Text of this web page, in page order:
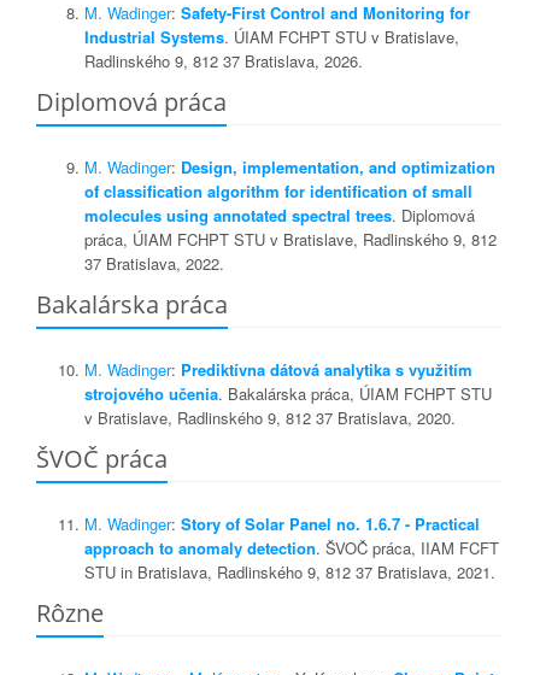
M. Wadinger: Safety-First Control and Monitoring for
Industrial Systems. ÚIAM FCHPT STU v Bratislave,
Radlinského 9, 812 37 Bratislava, 2026.
Diplomová práca
M. Wadinger: Design, implementation, and optimization
of classification algorithm for identification of small
molecules using annotated spectral trees. Diplomová
práca, ÚIAM FCHPT STU v Bratislave, Radlinského 9, 812
37 Bratislava, 2022.
Bakalárska práca
M. Wadinger: Prediktívna dátová analytika s využitím
strojového učenia. Bakalárska práca, ÚIAM FCHPT STU
v Bratislave, Radlinského 9, 812 37 Bratislava, 2020.
ŠVOČ práca
M. Wadinger: Story of Solar Panel no. 1.6.7 - Practical
approach to anomaly detection. ŠVOČ práca, IIAM FCFT
STU in Bratislava, Radlinského 9, 812 37 Bratislava, 2021.
Rôzne